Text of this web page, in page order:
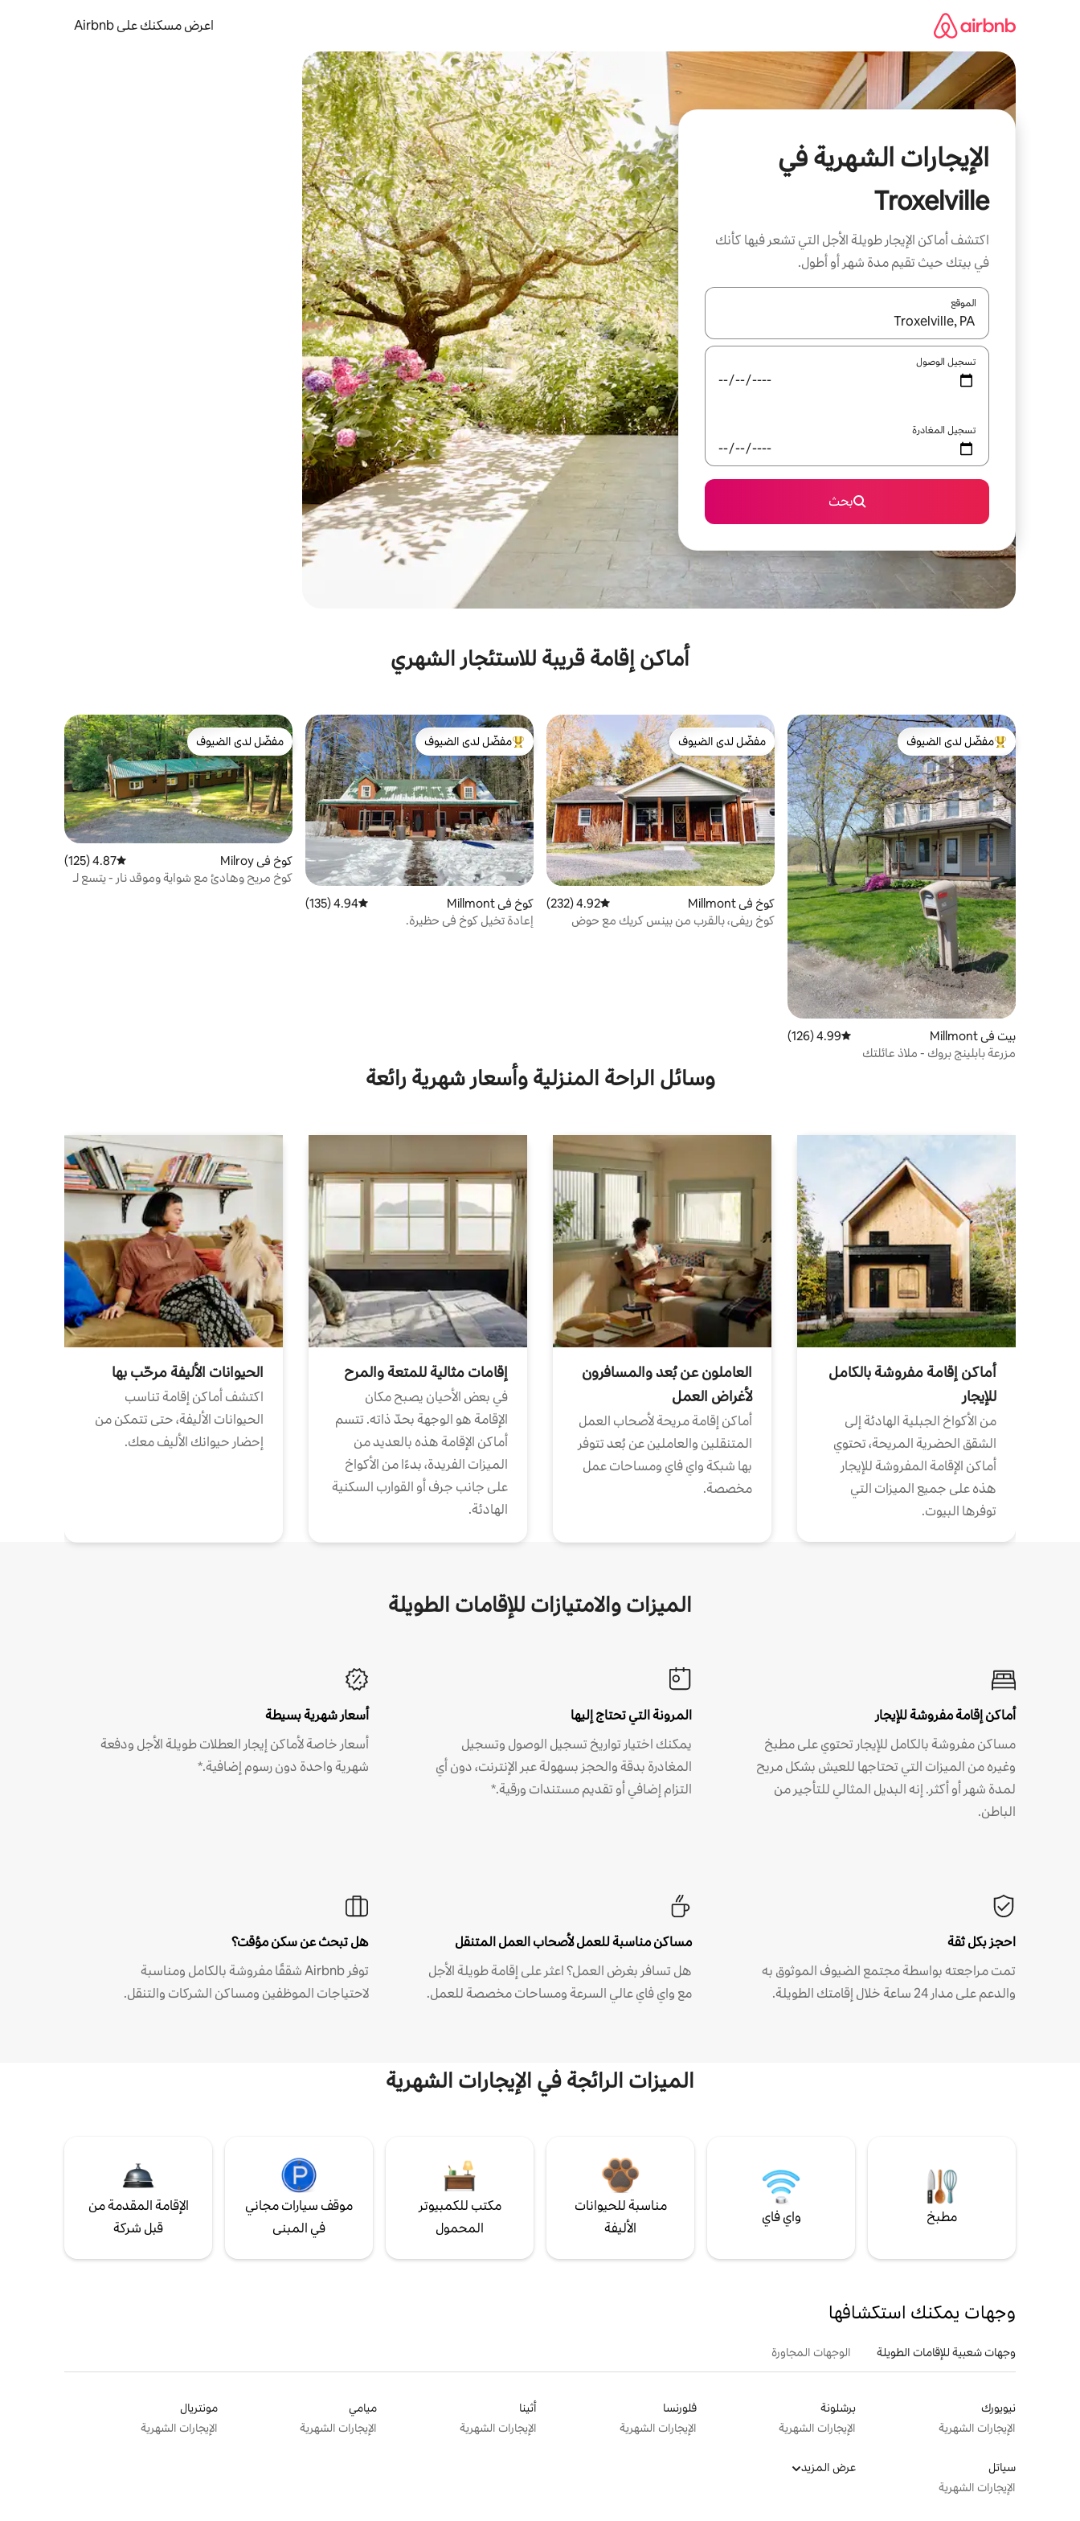
اعرض مسكنك على Airbnb
الإيجارات الشهرية في
Troxelville
اكتشف أماكن الإيجار طويلة الأجل التي تشعر فيها كأنك
في بيتك حيث تقيم مدة شهر أو أطول.
الموقع
عند توفر النتائج، انتقل باستخدام السهمين لأعلى ولأسفل أو استكشف عن طريق اللمس أو السحب.
تسجيل الوصول
تسجيل المغادرة
بحث
أماكن إقامة قريبة للاستئجار الشهري
من أبرز البيوت المفضّلة لدى الضيوف
مفضّل لدى الضيوف
بيت في Millmont متوسط التقييم 4.99 من 5، 126 مراجعات
4.99 (126)
مزرعة بابلينج بروك - ملاذ عائلتك
مفضّل لدى الضيوف
مفضّل لدى الضيوف
كوخ في Millmont متوسط التقييم 4.92 من 5، 232 مراجعات
4.92 (232)
كوخ ريفي، بالقرب من بينس كريك مع حوض
من أبرز البيوت المفضّلة لدى الضيوف
مفضّل لدى الضيوف
كوخ في Millmont متوسط التقييم 4.94 من 5، 135 مراجعات
4.94 (135)
إعادة تخيل كوخ في حظيرة.
مفضّل لدى الضيوف
مفضّل لدى الضيوف
كوخ في Milroy متوسط التقييم 4.87 من 5، 125 مراجعات
4.87 (125)
كوخ مريح وهادئ مع شواية وموقد نار - يتسع لـ
وسائل الراحة المنزلية وأسعار شهرية رائعة
أماكن إقامة مفروشة بالكامل
للإيجار
من الأكواخ الجبلية الهادئة إلى
الشقق الحضرية المريحة، تحتوي
أماكن الإقامة المفروشة للإيجار
هذه على جميع الميزات التي
توفرها البيوت.
العاملون عن بُعد والمسافرون
لأغراض العمل
أماكن إقامة مريحة لأصحاب العمل
المتنقلين والعاملين عن بُعد تتوفر
بها شبكة واي فاي ومساحات عمل
مخصصة.
إقامات مثالية للمتعة والمرح
في بعض الأحيان يصبح مكان
الإقامة هو الوجهة بحدّ ذاته. تتسم
أماكن الإقامة هذه بالعديد من
الميزات الفريدة، بدءًا من الأكواخ
على جانب جرف أو القوارب السكنية
الهادئة.
الحيوانات الأليفة مرحّب بها
اكتشف أماكن إقامة تناسب
الحيوانات الأليفة، حتى تتمكن من
إحضار حيوانك الأليف معك.
الميزات والامتيازات للإقامات الطويلة
أماكن إقامة مفروشة للإيجار
مساكن مفروشة بالكامل للإيجار تحتوي على مطبخ
وغيره من الميزات التي تحتاجها للعيش بشكل مريح
لمدة شهر أو أكثر. إنه البديل المثالي للتأجير من
الباطن.
المرونة التي تحتاج إليها
يمكنك اختيار تواريخ تسجيل الوصول وتسجيل
المغادرة بدقة والحجز بسهولة عبر الإنترنت، دون أي
التزام إضافي أو تقديم مستندات ورقية.*
أسعار شهرية بسيطة
أسعار خاصة لأماكن إيجار العطلات طويلة الأجل ودفعة
شهرية واحدة دون رسوم إضافية.*
احجز بكل ثقة
تمت مراجعته بواسطة مجتمع الضيوف الموثوق به
والدعم على مدار 24 ساعة خلال إقامتك الطويلة.
مساكن مناسبة للعمل لأصحاب العمل المتنقل
هل تسافر بغرض العمل؟ اعثر على إقامة طويلة الأجل
مع واي فاي عالي السرعة ومساحات مخصصة للعمل.
هل تبحث عن سكن مؤقت؟
توفر Airbnb شققًا مفروشة بالكامل ومناسبة
لاحتياجات الموظفين ومساكن الشركات والتنقل.
الميزات الرائجة في الإيجارات الشهرية
مطبخ واي فاي
مناسبة للحيوانات
الأليفة
مكتب للكمبيوتر
المحمول
موقف سيارات مجاني
في المبنى
الإقامة المقدمة من
قبل شركة
وجهات يمكنك استكشافها
وجهات شعبية للإقامات الطويلة الوجهات المجاورة
نيويورك
الإيجارات الشهرية
برشلونة
الإيجارات الشهرية
فلورنسا
الإيجارات الشهرية
أثينا
الإيجارات الشهرية
ميامي
الإيجارات الشهرية
مونتريال
الإيجارات الشهرية
سياتل
الإيجارات الشهرية
عرض المزيد